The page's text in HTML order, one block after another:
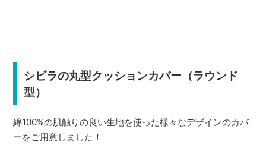
シビラの丸型クッションカバー（ラウンド
型）
綿100%の肌触りの良い生地を使った様々なデザインのカバ
ーをご用意しました！